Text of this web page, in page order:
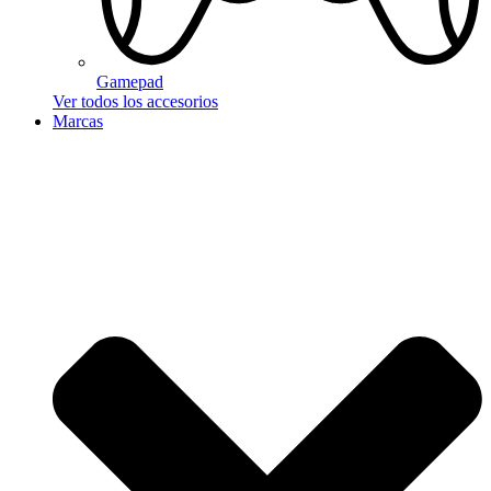
Gamepad
Ver todos los accesorios
Marcas